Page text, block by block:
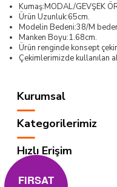
Kumaş:MODAL/GEVŞEK
Ürün Uzunluk:65cm.
Modelin Bedeni:38/M
Manken Boyu:1.68cm.
Ürün renginde konsept
Çekimlerimizde kullanılan
Kurumsal
Kategorilerimiz
Hızlı Erişim
Sosyal
FIRSAT